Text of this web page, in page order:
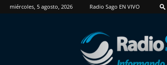
miércoles, 5 agosto, 2026 Radio Sago EN VIVO
RadioSago